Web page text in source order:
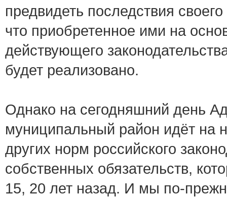
предвидеть последствия
что приобретенное ими на
действующего
будет реализовано.
Однако на сегодняшний день
муниципальный район идёт на
других норм российского
собственных обязательств,
15, 20 лет назад. И мы по-